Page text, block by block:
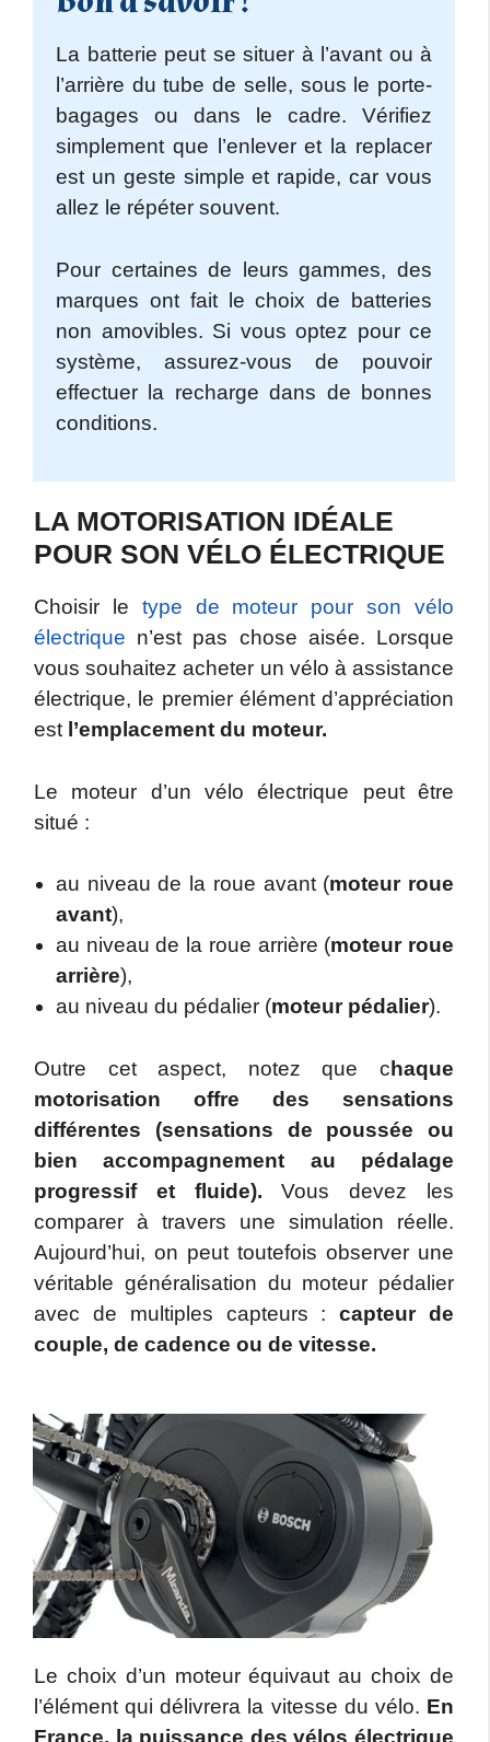
La batterie peut se situer à l’avant ou à
l’arrière du tube de selle, sous le porte-
bagages ou dans le cadre. Vérifiez
simplement que l’enlever et la replacer
est un geste simple et rapide, car vous
allez le répéter souvent.
Pour certaines de leurs gammes, des
marques ont fait le choix de batteries
non amovibles. Si vous optez pour ce
système, assurez-vous de pouvoir
effectuer la recharge dans de bonnes
conditions.
LA MOTORISATION IDÉALE
POUR SON VÉLO ÉLECTRIQUE
Choisir le type de moteur pour son vélo
électrique n’est pas chose aisée. Lorsque
vous souhaitez acheter un vélo à assistance
électrique, le premier élément d’appréciation
est l’emplacement du moteur.
Le moteur d’un vélo électrique peut être
situé :
au niveau de la roue avant (moteur roue
avant),
au niveau de la roue arrière (moteur roue
arrière),
au niveau du pédalier (moteur pédalier).
Outre cet aspect, notez que chaque
motorisation offre des sensations
différentes (sensations de poussée ou
bien accompagnement au pédalage
progressif et fluide). Vous devez les
comparer à travers une simulation réelle.
Aujourd’hui, on peut toutefois observer une
véritable généralisation du moteur pédalier
avec de multiples capteurs :capteur de
couple, de cadence ou de vitesse.
Le choix d’un moteur équivaut au choix de
l’élément qui délivrera la vitesse du vélo. En
France, la puissance des vélos électrique